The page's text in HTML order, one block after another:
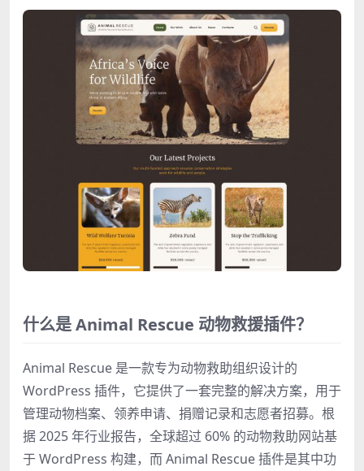
什么是 Animal Rescue 动物救援插件？
Animal Rescue 是一款专为动物救助组织设计的
WordPress 插件，它提供了一套完整的解决方案，用于
管理动物档案、领养申请、捐赠记录和志愿者招募。根
据 2025 年行业报告，全球超过 60% 的动物救助网站基
于 WordPress 构建，而 Animal Rescue 插件是其中功